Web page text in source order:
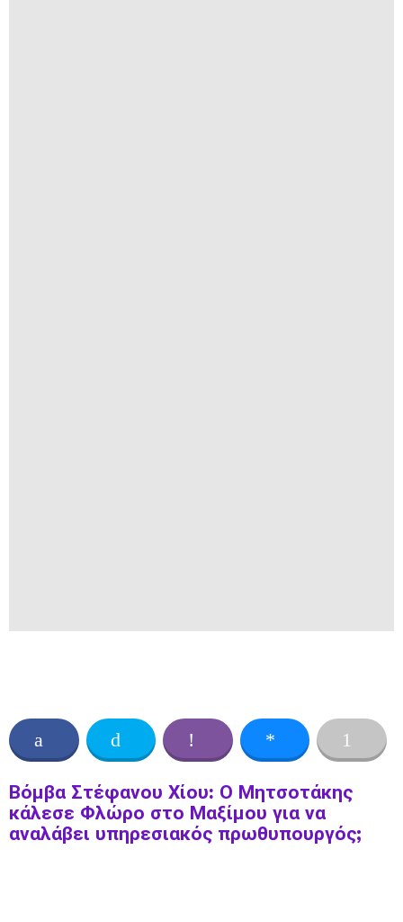
Βόμβα Στέφανου Χίου: Ο Μητσοτάκης
κάλεσε Φλώρο στο Μαξίμου για να
αναλάβει υπηρεσιακός πρωθυπουργός;